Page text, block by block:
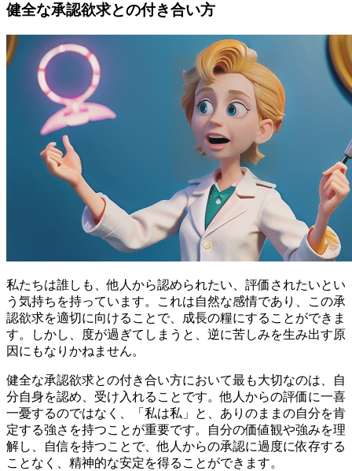
健全な承認欲求との付き合い方
私たちは誰しも、他人から認められたい、評価されたいとい
う気持ちを持っています。これは自然な感情であり、
この承
認欲求を適切に向けることで、成長の糧にすることができま
す。しかし、度が過ぎてしまうと、逆に苦しみを生み出す原
因にもなりかねません。
健全な承認欲求との付き合い方において最も大切なのは、
自
分自身を認め、受け入れること です。他人からの評価に一喜
一憂するのではなく、「私は私」と、ありのままの自分を肯
定する強さを持つことが重要です。自分の価値観や強みを理
解し、自信を持つことで、他人からの承認に過度に依存する
ことなく、精神的な安定を得ることができます。